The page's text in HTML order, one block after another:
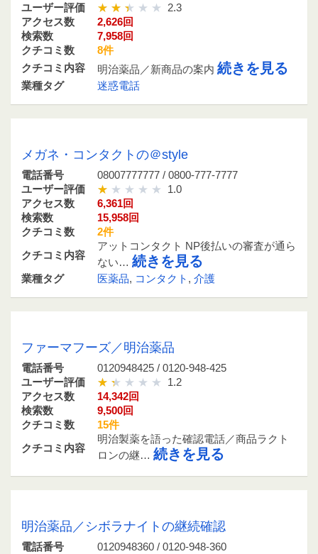
ユーザー評価
2.3
アクセス数
2,626回
検索数
7,958回
クチコミ数
8件
クチコミ内容
明治薬品／新商品の案内 続きを見る
業種タグ 迷惑電話
メガネ・コンタクトの＠style
電話番号
08007777777 / 0800-777-7777
ユーザー評価
1.0
アクセス数
6,361回
検索数
15,958回
クチコミ数
2件
クチコミ内容
アットコンタクト NP後払いの審査が通ら
ない… 続きを見る
業種タグ 医薬品, コンタクト , 介護
ファーマフーズ／明治薬品
電話番号
0120948425 / 0120-948-425
ユーザー評価
1.2
アクセス数
14,342回
検索数
9,500回
クチコミ数
15件
クチコミ内容
明治製薬を語った確認電話／商品ラクト
ロンの継… 続きを見る
明治薬品／シボラナイトの継続確認
電話番号
0120948360 / 0120-948-360